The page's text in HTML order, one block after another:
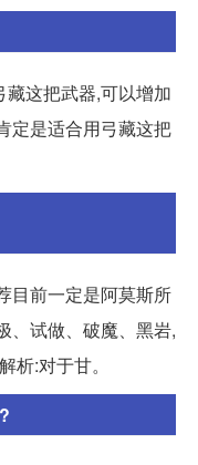
这把武器,可以增加
定是适合用弓藏这把
目前一定是阿莫斯所
、试做、破魔、黑岩,
析:对于甘。